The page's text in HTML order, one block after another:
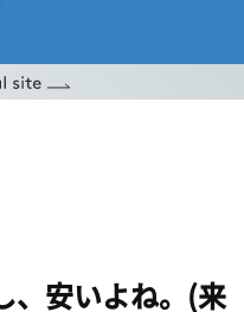
、安いよね。(来